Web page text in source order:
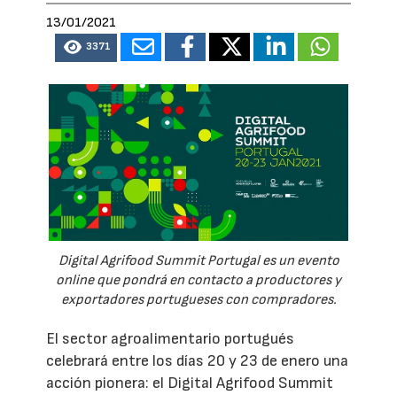
13/01/2021
3371
Digital Agrifood Summit Portugal es un evento
online que pondrá en contacto a productores y
exportadores portugueses con compradores.
El sector agroalimentario portugués
celebrará entre los días 20 y 23 de enero una
acción pionera: el Digital Agrifood Summit